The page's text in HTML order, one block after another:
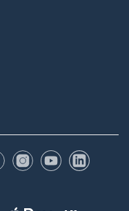
FacebookInstagram
YouTube